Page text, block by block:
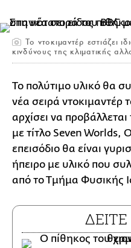
Το ντοκιμαντέρ εστιάζει
κινδύνους της κλιματικής
Το πολύτιμο υλικό θα
νέα σειρά ντοκιμαντέρ
αρχίσει να
με τίτλο Seven Worlds,
επεισόδιο θα είναι
ήπειρο με υλικό που
από το Τμήμα Φυσικής